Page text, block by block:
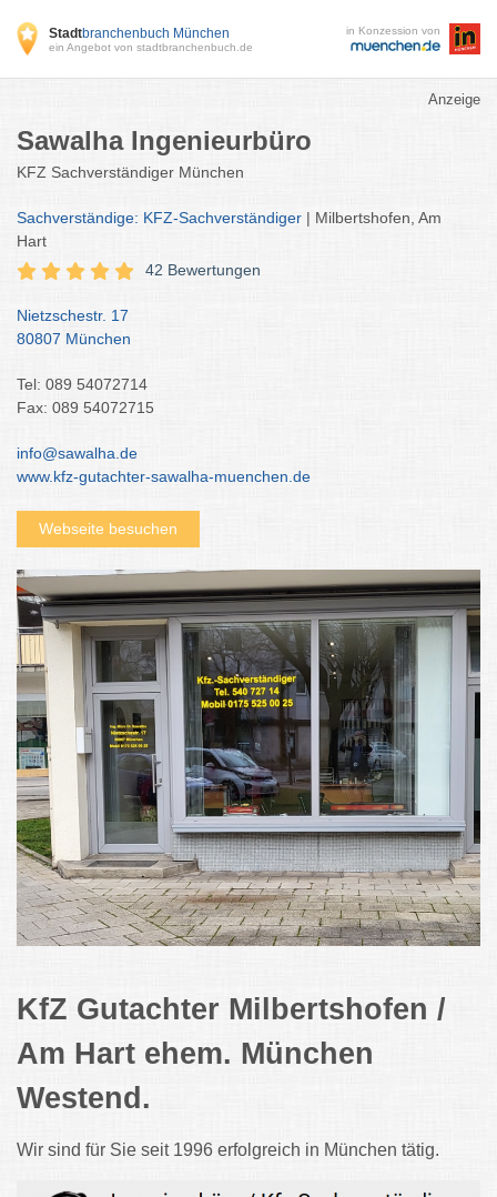
Stadtbranchenbuch München
ein Angebot von stadtbranchenbuch.de
in Konzession von
Anzeige
Sawalha Ingenieurbüro
KFZ Sachverständiger München
Sachverständige: KFZ-Sachverständiger | Milbertshofen, Am
Hart
42 Bewertungen
Nietzschestr. 17
80807 München
Tel: 089 54072714
Fax: 089 54072715
info@sawalha.de
www.kfz-gutachter-sawalha-muenchen.de
Webseite besuchen
KfZ Gutachter Milbertshofen /
Am Hart ehem. München
Westend.
Wir sind für Sie seit 1996 erfolgreich in München tätig.